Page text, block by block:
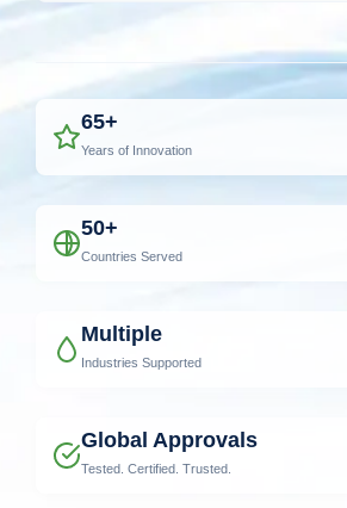
65+
Years of Innovation
50+
Countries Served
Multiple
Industries Supported
Global Approvals
Tested. Certified. Trusted.